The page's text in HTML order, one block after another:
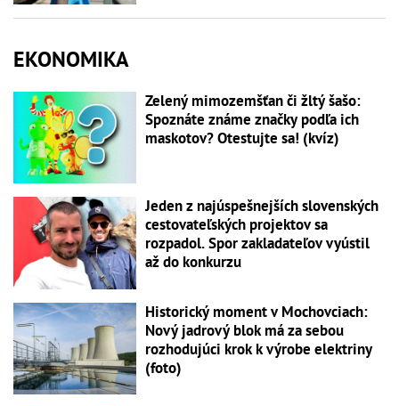
EKONOMIKA
Zelený mimozemšťan či žltý šašo:
Spoznáte známe značky podľa ich
maskotov? Otestujte sa! (kvíz)
Jeden z najúspešnejších slovenských
cestovateľských projektov sa
rozpadol. Spor zakladateľov vyústil
až do konkurzu
Historický moment v Mochovciach:
Nový jadrový blok má za sebou
rozhodujúci krok k výrobe elektriny
(foto)